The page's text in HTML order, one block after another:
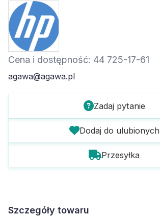
Cena i dostępność: 44 725-17-61
agawa@agawa.pl
Zadaj pytanie
Dodaj do ulubionych
Przesyłka
Szczegóły towaru